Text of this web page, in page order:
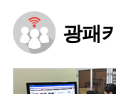
광패